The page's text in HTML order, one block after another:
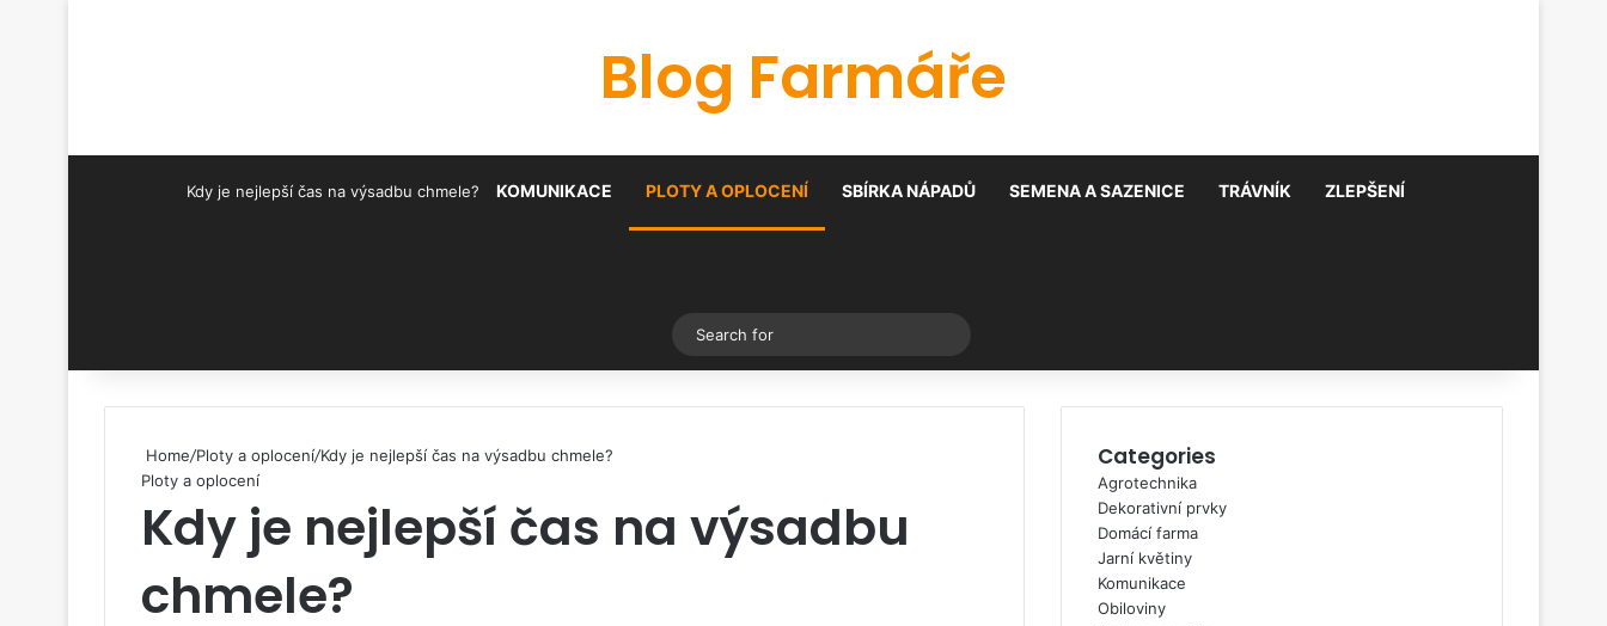
Blog Farmáře
Kdy je nejlepší čas na výsadbu chmele? KOMUNIKACE PLOTY A OPLOCENÍ SBÍRKA NÁPADŮ SEMENA A SAZENICE TRÁVNÍK ZLEPŠENÍ
Switch skin
for
Home/Ploty a oplocení/Kdy je nejlepší čas na výsadbu chmele?
Ploty a oplocení
Kdy je nejlepší čas na výsadbu
chmele?
Categories
Agrotechnika
Dekorativní prvky
Domácí farma
Jarní květiny
Komunikace
Obiloviny